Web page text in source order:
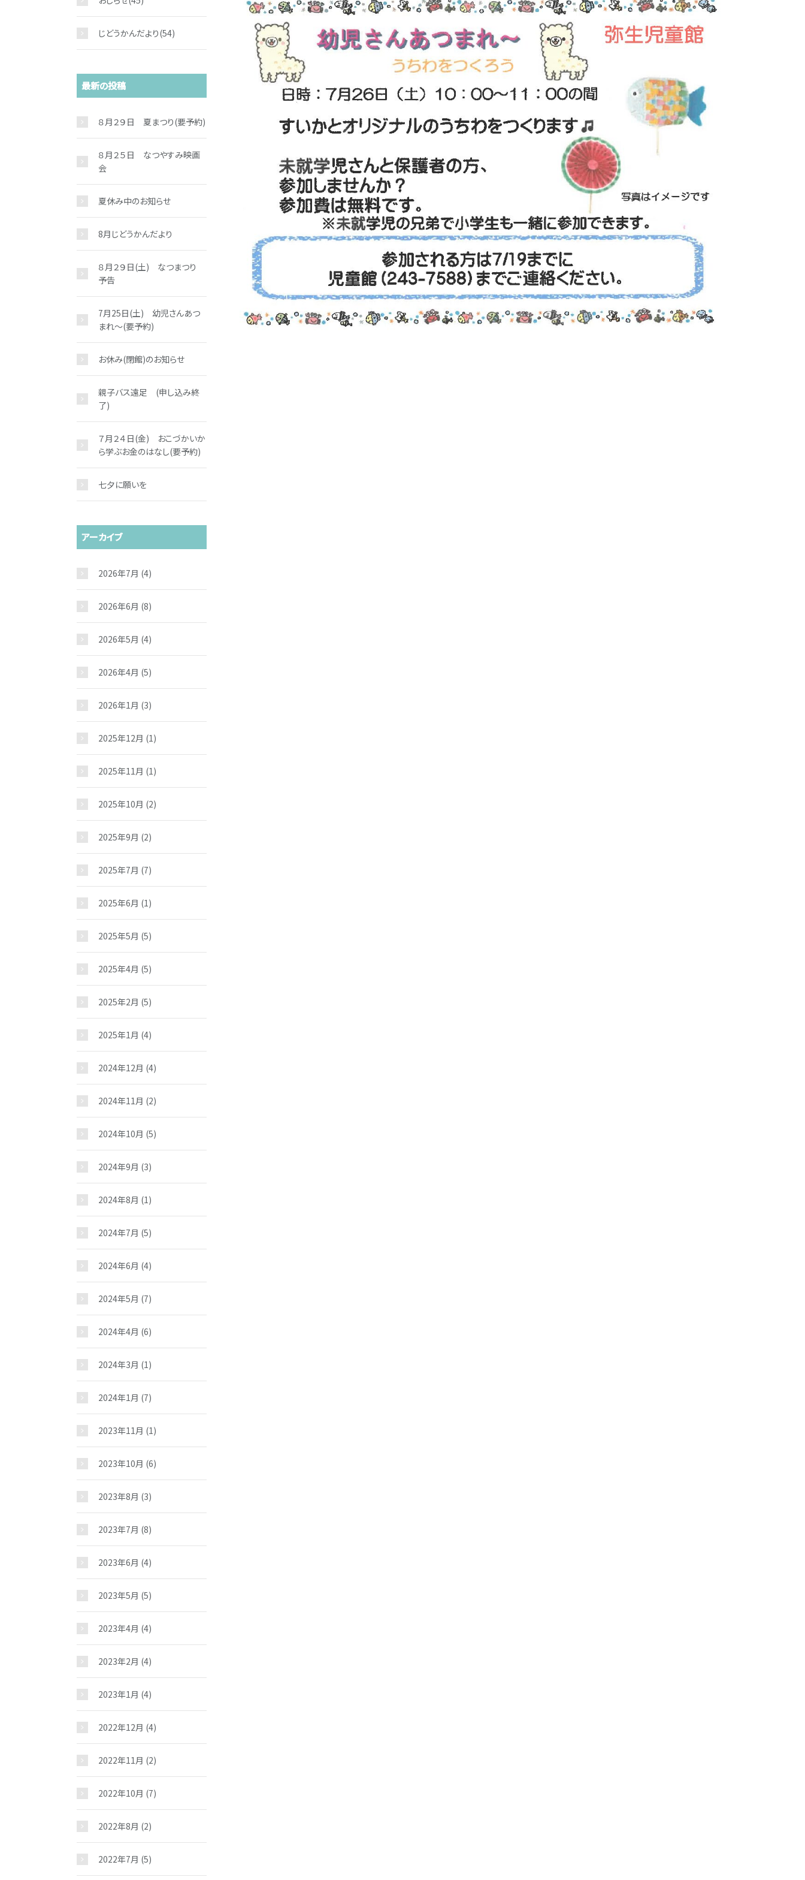
じどうかんだより(54)
最新の投稿
８月２９日 夏まつり(要予約)
８月２５日 なつやすみ映画
会
夏休み中のお知らせ
8月じどうかんだより
８月２９日(土) なつまつり
予告
7月25日(土) 幼児さんあつ
まれ～(要予約)
お休み(閉館)のお知らせ
親子バス遠足 (申し込み終
了)
７月２４日(金) おこづかいか
ら学ぶお金のはなし(要予約)
七夕に願いを
アーカイブ
2026年7月 (4)
2026年6月 (8)
2026年5月 (4)
2026年4月 (5)
2026年1月 (3)
2025年12月 (1)
2025年11月 (1)
2025年10月 (2)
2025年9月 (2)
2025年7月 (7)
2025年6月 (1)
2025年5月 (5)
2025年4月 (5)
2025年2月 (5)
2025年1月 (4)
2024年12月 (4)
2024年11月 (2)
2024年10月 (5)
2024年9月 (3)
2024年8月 (1)
2024年7月 (5)
2024年6月 (4)
2024年5月 (7)
2024年4月 (6)
2024年3月 (1)
2024年1月 (7)
2023年11月 (1)
2023年10月 (6)
2023年8月 (3)
2023年7月 (8)
2023年6月 (4)
2023年5月 (5)
2023年4月 (4)
2023年2月 (4)
2023年1月 (4)
2022年12月 (4)
2022年11月 (2)
2022年10月 (7)
2022年8月 (2)
2022年7月 (5)